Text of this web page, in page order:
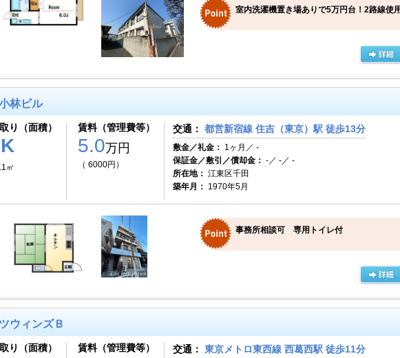
室内洗濯機置き場ありで5万円台！2路線使
林ビル
り（面積）
㎡
賃料（管理費等）
5.0万円
（ 6000円）
交通： 都営新宿線 住吉（東京）駅 徒歩13分
敷金／礼金： 1ヶ月／ -
保証金／敷引／償却金： -／ -／ -
所在地： 江東区千田
築年月： 1970年5月
事務所相談可 専用トイレ付
ウィンズＢ
り（面積） 賃料（管理費等） 交通： 東京メトロ東西線 西葛西駅 徒歩11分